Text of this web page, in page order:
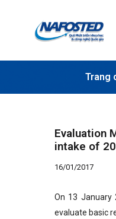
Trang
Evaluation
intake of
16/01/2017
On 13 January
evaluate basic
hướng
bài